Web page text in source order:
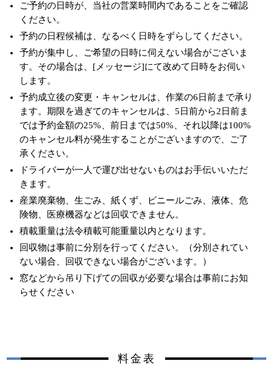
ご予約の日時が、当社の営業時間内であることをご確認
ください。
予約の日程候補は、なるべく日時をずらしてください。
予約が集中し、ご希望の日時に伺えない場合がございま
す。その場合は、[メッセージ]にて改めて日時をお伺い
します。
予約成立後の変更・キャンセルは、作業の6日前まで承り
ます。期限を過ぎてのキャンセルは、5日前から2日前ま
では予約金額の25%、前日までは50%、それ以降は100%
のキャンセル料が発生することがございますので、ご了
承ください。
ドライバーが一人で運び出せないものはお手伝いいただ
きます。
産業廃棄物、生ごみ、紙くず、ビニールごみ、液体、危
険物、医療機器などは回収できません。
積載重量は法令積載可能重量以内となります。
回収物は事前に分別を行ってください。（分別されてい
ない場合、回収できない場合がございます。）
窓などから吊り下げての回収が必要な場合は事前にお知
らせください
料金表